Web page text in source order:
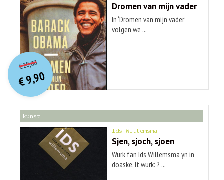
Dromen van mijn vader
In ‘Dromen van mijn vader’
volgen we ...
€20,00O
orspr
onkelijke
prijs
was:
€ 20,00.
€9,90
Huidige
prijs
is:
€ 9,90.
kunst
Ids Willemsma
Sjen, sjoch, sjoen
Wurk fan Ids Willemsma yn in
doaske. It wurk: ? ...